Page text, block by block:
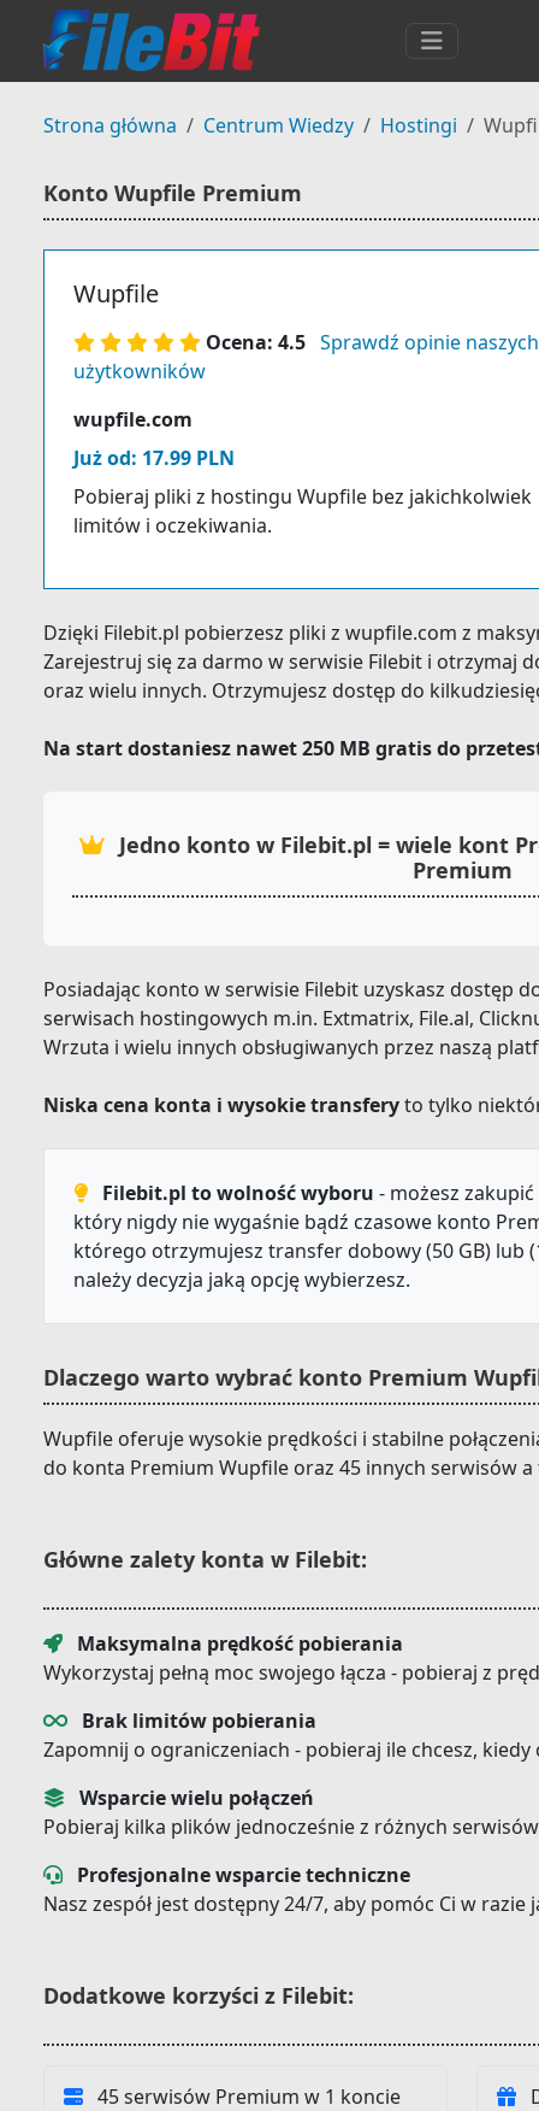
Strona główna Centrum Wiedzy Hostingi
Konto Wupfile Premium
Wupfile
Ocena: 4.5 Sprawdź opinie naszych
użytkowników
wupfile.com
Już od: 17.99 PLN
Pobieraj pliki z hostingu Wupfile bez jakichkolwiek
limitów i oczekiwania.
Dzięki Filebit.pl pobierzesz pliki z wupfile.com z
Zarejestruj się za darmo w serwisie Filebit i otrzymaj
oraz wielu innych. Otrzymujesz dostęp do
Na start dostaniesz nawet 250 MB gratis do
Jedno konto w Filebit.pl = wiele kont
Premium
Posiadając konto w serwisie Filebit uzyskasz dostęp
serwisach hostingowych m.in. Extmatrix, File.al,
Wrzuta i wielu innych obsługiwanych przez naszą
Niska cena konta i wysokie transferyto tylko
Filebit.pl to wolność wyboru - możesz
który nigdy nie wygaśnie bądź czasowe konto
którego otrzymujesz transfer dobowy (50 GB) lub
należy decyzja jaką opcję wybierzesz.
Dlaczego warto wybrać konto Premium
Wupfile oferuje wysokie prędkości i stabilne
do konta Premium Wupfile oraz 45 innych serwisów
Główne zalety konta w Filebit:
Maksymalna prędkość pobierania
Wykorzystaj pełną moc swojego łącza - pobieraj z
Brak limitów pobierania
Zapomnij o ograniczeniach - pobieraj ile chcesz,
Wsparcie wielu połączeń
Pobieraj kilka plików jednocześnie z różnych
Profesjonalne wsparcie techniczne
Nasz zespół jest dostępny 24/7, aby pomóc Ci w
Dodatkowe korzyści z Filebit:
45 serwisów Premium w 1 koncie